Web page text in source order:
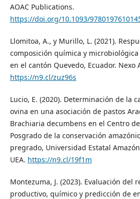
AOAC Publications.
https://doi.org/10.1093/
Llomitoa, A., y Murillo, L. (2021).
composición química y
en el cantón Quevedo, Ecuador. Nexo
https://n9.cl/zuz96s
Lucio, E. (2020). Determinación de la
ovina en una asociación de pastos
Brachiaria decumbens en el Centro
Posgrado de la conservación
pregrado, Universidad Estatal
UEA. https://n9.cl/19f1m
Montezuma, J. (2023). Evaluación del
productivo, químico y predicción de